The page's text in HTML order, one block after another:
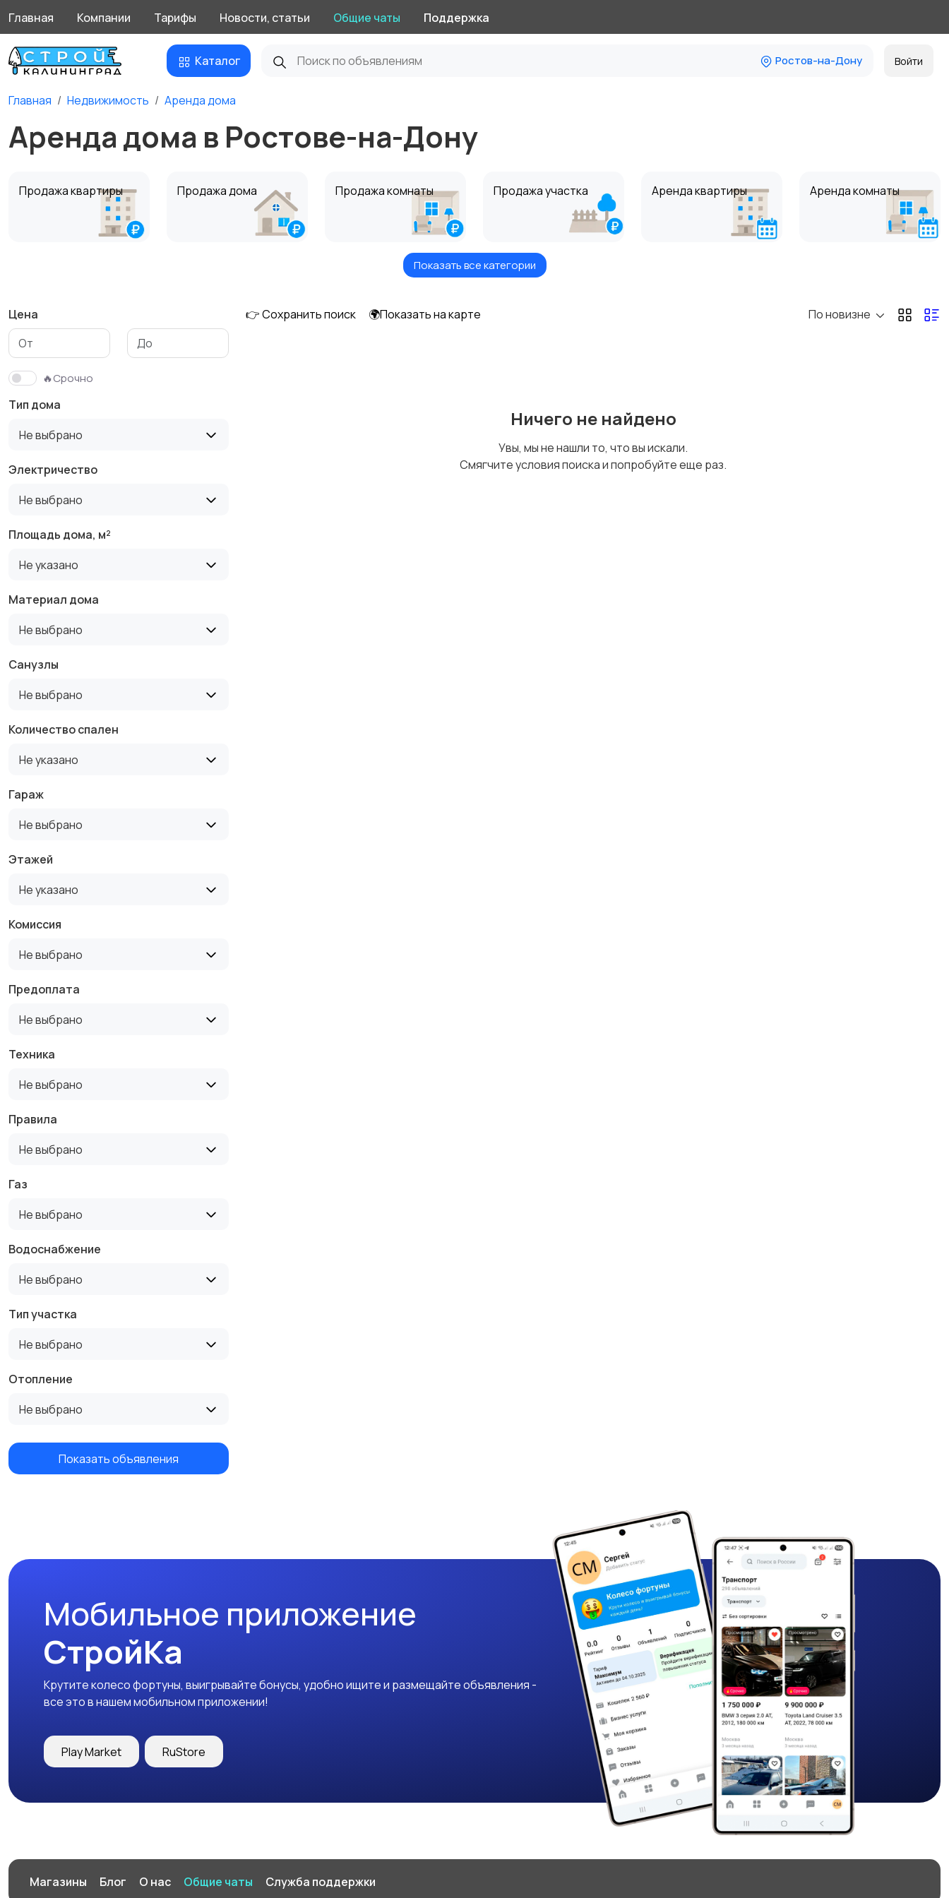
Главная Компании Тарифы Новости, статьи Общие чаты Поддержка
Каталог Ростов-на-Дону Войти
Главная Недвижимость Аренда дома
Аренда дома в Ростове-на-Дону
Продажа квартиры Продажа дома Продажа комнаты Продажа участка Аренда квартиры Аренда комнаты
Комнаты посуточно Дома посуточно
Показать все категории
Цена
🔥Срочно
Тип дома
Не выбрано
Электричество
Не выбрано
Площадь дома, м²
Не указано
Материал дома
Не выбрано
Санузлы
Не выбрано
Количество спален
Не указано
Гараж
Не выбрано
Этажей
Не указано
Комиссия
Не выбрано
Предоплата
Не выбрано
Техника
Не выбрано
Правила
Не выбрано
Газ
Не выбрано
Водоснабжение
Не выбрано
Тип участка
Не выбрано
Отопление
Не выбрано
Показать объявления
👉 Сохранить поиск 🌍Показать на карте По новизне
Ничего не найдено
Увы, мы не нашли то, что вы искали.
Смягчите условия поиска и попробуйте еще раз.
Мобильное приложение
СтройКа
Крутите колесо фортуны, выигрывайте бонусы, удобно ищите и размещайте объявления -
все это в нашем мобильном приложении!
Play Market RuStore
Магазины Блог О нас Общие чаты Служба поддержки